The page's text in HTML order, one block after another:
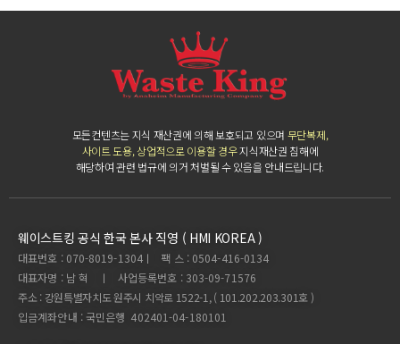
모든컨텐츠는 지식 재산권에 의해 보호되고 있으며 무단복제,
사이트 도용, 상업적으로 이용할 경우지식재산권 침해에
해당하여 관련 법규에 의거 처벌될 수 있음을 안내드립니다.
웨이스트킹 공식 한국 본사 직영 ( HMI KOREA )
대표번호 : 070-8019-1304ㅣ 팩 스 : 0504-416-0134
대표자명 : 남 혁 ㅣ 사업등록번호 : 303-09-71576
주소 : 강원특별자치도 원주시 치악로 1522-1, ( 101.202.203.301호 )
입금계좌안내 : 국민은행 402401-04-180101